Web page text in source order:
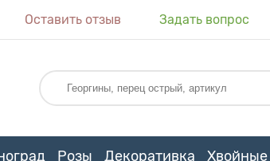
Оставить отзыв Задать вопрос
Розы Декоративка Хвойные